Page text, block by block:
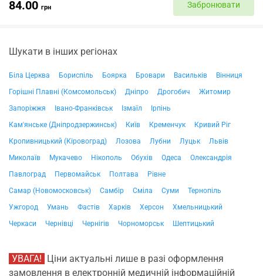
84.00 грн Забронювати
Шукати в інших регіонах
Біла Церква Бориспіль Боярка Бровари Васильків
Вінниця
Горішні Плавні (Комсомольськ)
Дніпро Дрогобич
Житомир
Запоріжжя
Івано-Франківськ Ізмаїл
Ірпінь
Кам'янське (Дніпродзержинськ)
Київ Кременчук
Кривий Ріг
Кропивницький (Кіровоград)
Лозова Лубни Луцьк
Львів
Миколаїв
Мукачево Нікополь Обухів Одеса
Олександрія
Павлоград
Первомайськ Полтава
Рівне
Самар (Новомосковськ)
Самбір Сміла Суми
Тернопіль
Ужгород
Умань Фастів Харків Херсон
Хмельницький
Черкаси
Чернівці Чернігів Чорноморськ Шептицький
УВАГА! Ціни актуальні лише в разі оформлення
замовлення в електронній медичній інформаційній